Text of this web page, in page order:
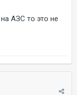
АЗС то это не